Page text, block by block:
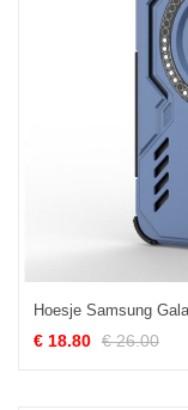
€ 18.80 € 26.00